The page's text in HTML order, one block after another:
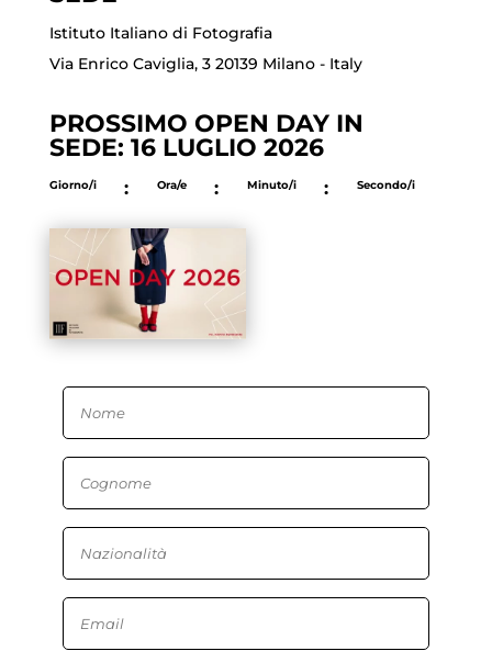
Istituto Italiano di Fotografia
Via Enrico Caviglia, 3 20139 Milano - Italy
PROSSIMO OPEN DAY IN
SEDE: 16 LUGLIO 2026
Giorno/i : Ora/e : Minuto/i : Secondo/i